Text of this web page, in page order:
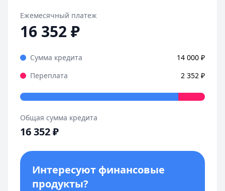
Ежемесячный платеж
16 352₽
Сумма кредита 14 000 ₽
Переплата
2 352 ₽
Общая сумма кредита
16 352₽
Интересуют финансовые
продукты?